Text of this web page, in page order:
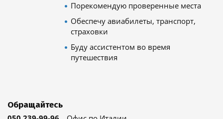
Порекомендую проверенные места
Обеспечу авиабилеты, транспорт,
страховки
Буду ассистентом во время
путешествия
Обращайтесь